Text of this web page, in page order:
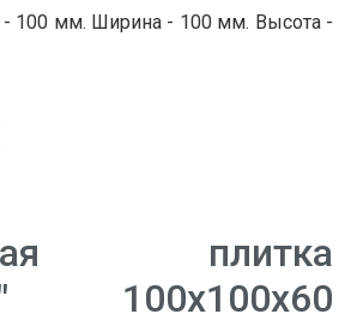
- 100 мм. Ширина - 100 мм. Высота -
плитка
100х100х60